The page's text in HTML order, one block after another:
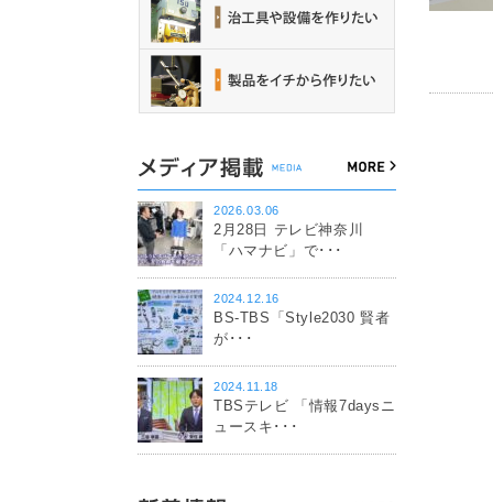
2026.03.06
2月28日 テレビ神奈川
「ハマナビ」で･･･
2024.12.16
BS-TBS「Style2030 賢者
が･･･
2024.11.18
TBSテレビ 「情報7daysニ
ュースキ･･･